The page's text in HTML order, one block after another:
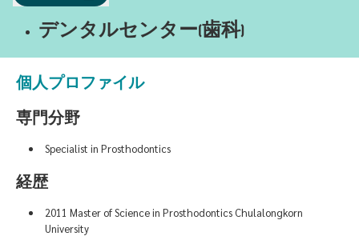
デンタルセンター(歯科)
個人プロファイル
専門分野
Specialist in Prosthodontics
経歴
2011 Master of Science in Prosthodontics Chulalongkorn
University